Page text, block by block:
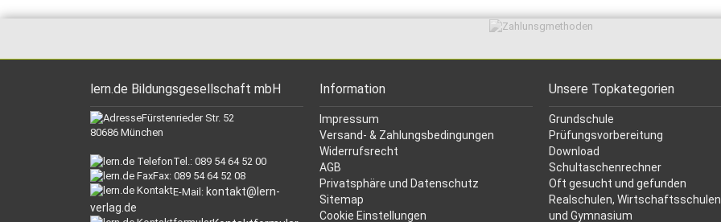
lern.de Bildungsgesellschaft mbH
Fürstenrieder Str. 52
80686 München
Tel.: 089 54 64 52 00
Fax: 089 54 64 52 08
E-Mail: kontakt@lern-
verlag.de
Information
Impressum
Versand- & Zahlungsbedingungen
Widerrufsrecht
AGB
Privatsphäre und Datenschutz
Sitemap
Cookie Einstellungen
Unsere Topkategorien
Grundschule
Prüfungsvorbereitung
Download
Schultaschenrechner
Oft gesucht und gefunden
Realschulen, Wirtschaftsschulen
und Gymnasium